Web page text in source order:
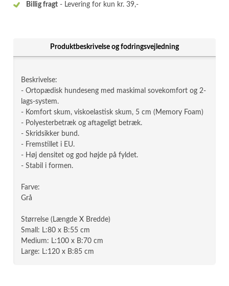
Billig fragt - Levering for kun kr. 39,-
Produktbeskrivelse og fodringsvejledning
Beskrivelse:
- Ortopædisk hundeseng med maskimal sovekomfort og 2-
lags-system.
- Komfort skum, viskoelastisk skum, 5 cm (Memory Foam)
- Polyesterbetræk og aftageligt betræk.
- Skridsikker bund.
- Fremstillet i EU.
- Høj densitet og god højde på fyldet.
- Stabil i formen.
Farve:
Grå
Størrelse (Længde X Bredde)
Small: L:80 x B:55 cm
Medium: L:100 x B:70 cm
Large: L:120 x B:85 cm